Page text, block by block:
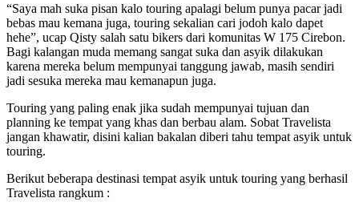
“Saya mah suka pisan kalo touring apalagi belum punya pacar jadi
bebas mau kemana juga, touring sekalian cari jodoh kalo dapet
hehe”, ucap Qisty salah satu bikers dari komunitas W 175 Cirebon.
Bagi kalangan muda memang sangat suka dan asyik dilakukan
karena mereka belum mempunyai tanggung jawab, masih sendiri
jadi sesuka mereka mau kemanapun juga.
Touring yang paling enak jika sudah mempunyai tujuan dan
planning ke tempat yang khas dan berbau alam. Sobat Travelista
jangan khawatir, disini kalian bakalan diberi tahu tempat asyik untuk
touring.
Berikut beberapa destinasi tempat asyik untuk touring yang berhasil
Travelista rangkum :